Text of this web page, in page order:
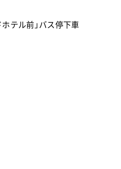
テル前」バス停下車